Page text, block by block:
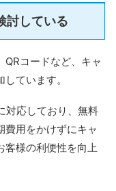
討している
コードなど、キャ
ています。
対応しており、無料
費用をかけずにキャ
客様の利便性を向上